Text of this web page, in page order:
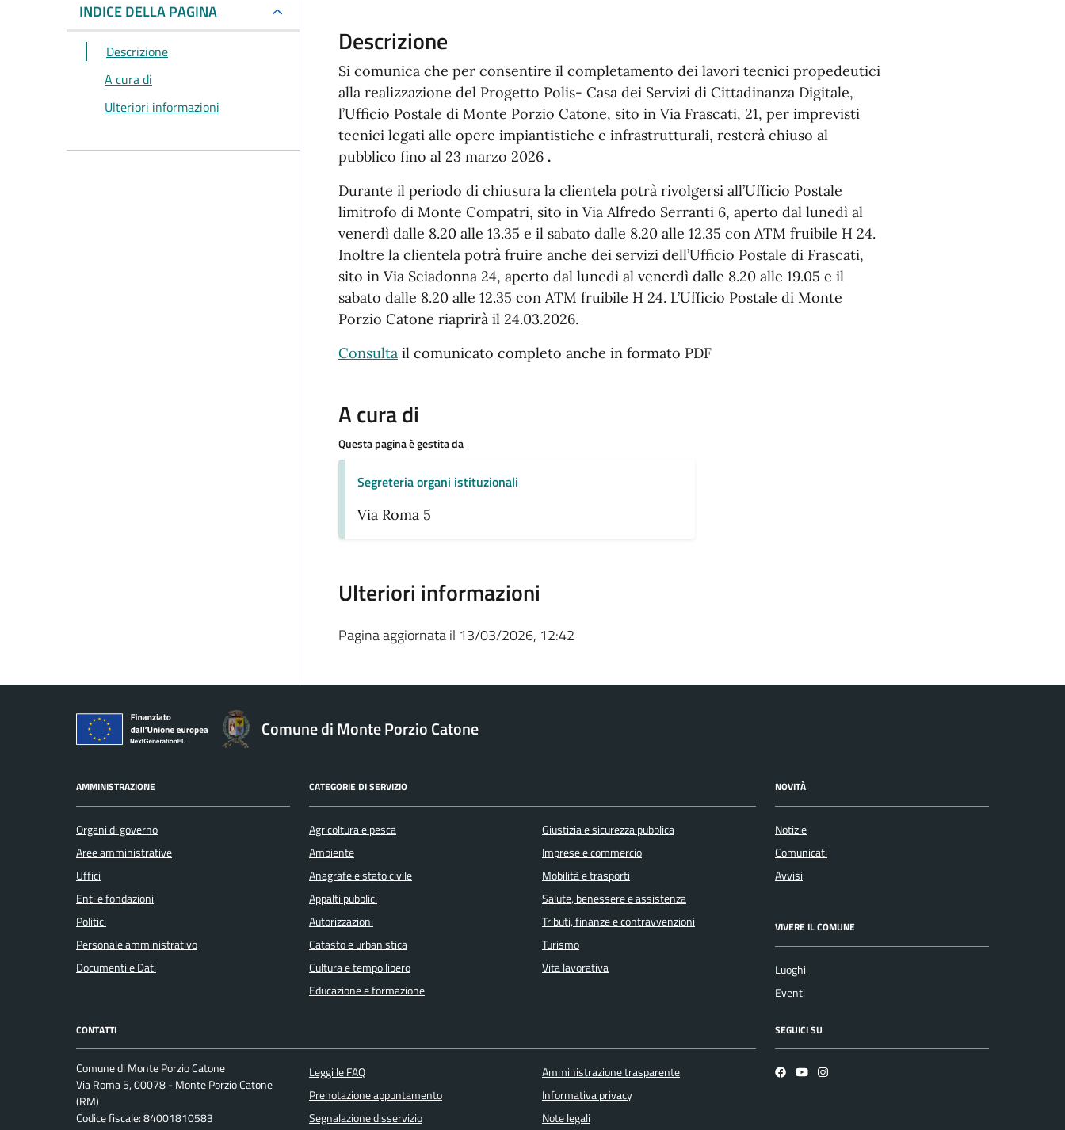
INDICE DELLA PAGINA
Descrizione
A cura di
Ulteriori informazioni
Descrizione
Si comunica che per consentire il completamento dei lavori tecnici propedeutici
alla realizzazione del Progetto Polis- Casa dei Servizi di Cittadinanza Digitale,
l’Ufficio Postale di Monte Porzio Catone, sito in Via Frascati, 21, per imprevisti
tecnici legati alle opere impiantistiche e infrastrutturali, resterà chiuso al
pubblico fino al 23 marzo 2026 .
Durante il periodo di chiusura la clientela potrà rivolgersi all’Ufficio Postale
limitrofo di Monte Compatri, sito in Via Alfredo Serranti 6, aperto dal lunedì al
venerdì dalle 8.20 alle 13.35 e il sabato dalle 8.20 alle 12.35 con ATM fruibile H 24.
Inoltre la clientela potrà fruire anche dei servizi dell’Ufficio Postale di Frascati,
sito in Via Sciadonna 24, aperto dal lunedì al venerdì dalle 8.20 alle 19.05 e il
sabato dalle 8.20 alle 12.35 con ATM fruibile H 24. L’Ufficio Postale di Monte
Porzio Catone riaprirà il 24.03.2026.
Consulta il comunicato completo anche in formato PDF
A cura di
Questa pagina è gestita da
Segreteria organi istituzionali
Via Roma 5
Ulteriori informazioni
Pagina aggiornata il 13/03/2026, 12:42
Comune di Monte Porzio Catone
AMMINISTRAZIONE
Organi di governo
Aree amministrative
Uffici
Enti e fondazioni
Politici
Personale amministrativo
Documenti e Dati
CATEGORIE DI SERVIZIO
Agricoltura e pesca
Ambiente
Anagrafe e stato civile
Appalti pubblici
Autorizzazioni
Catasto e urbanistica
Cultura e tempo libero
Educazione e formazione
Giustizia e sicurezza pubblica
Imprese e commercio
Mobilità e trasporti
Salute, benessere e assistenza
Tributi, finanze e contravvenzioni
Turismo
Vita lavorativa
NOVITÀ
Notizie
Comunicati
Avvisi
VIVERE IL COMUNE
Luoghi
Eventi
CONTATTI
Comune di Monte Porzio Catone
Via Roma 5, 00078 - Monte Porzio Catone
(RM)
Codice fiscale: 84001810583
Leggi le FAQ
Prenotazione appuntamento
Segnalazione disservizio
Amministrazione trasparente
Informativa privacy
Note legali
SEGUICI SU
Facebook
YouTubeInstagram